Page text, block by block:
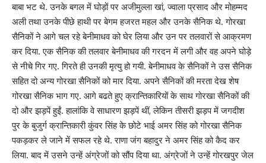
बाबा भट थे. उनके बगल में घोड़ों पर अजीमुल्ला खां, ज्वाला प्रसाद और मोहम्मद
अली तथा उनके पीछे हाथी पर बेगम हजरत महल और उनके सैनिक थे. गोरखा
सैनिकों ने आगे चल रहे बेनीमाधव को घेर लिया और उन पर तलवारों से आक्रमण
कर दिया. एक सैनिक की तलवार बेनीमाधव की गरदन में लगी और वह अपने घोड़े
से नीचे गिर गए. गिरते ही उनकी मृत्यु हो गयी. बेनीमाधव के सैनिकों ने उस सैनिक
सहित दो अन्य गोरखा सैनिकों को मार दिया. अपने सैनिकों की मरता देख शेष
गोरखा सैनिक भाग गए. आगे बढते हुए क्रान्तिकारियों के साथ गोरखा सैनिकों की
दो और झड़पें हुईं. हालांकि वे साधारण झड़पें थीं, लेकिन तीसरी झड़प में जगदीश
पुर के बुजुर्ग क्रान्तिकारी कुंवर सिंह के छोटे भाई अमर सिंह को गोरखा सैनिक
पकड़कर ले जाने में सफल रहे थे. राणा जंग बहादुर ने अमर सिंह को कैद कर
लिया. बाद में उसने उन्हें अंग्रेजों को सौंप दिया था. अंग्रेजों ने उन्हें गोरखपुर जेल